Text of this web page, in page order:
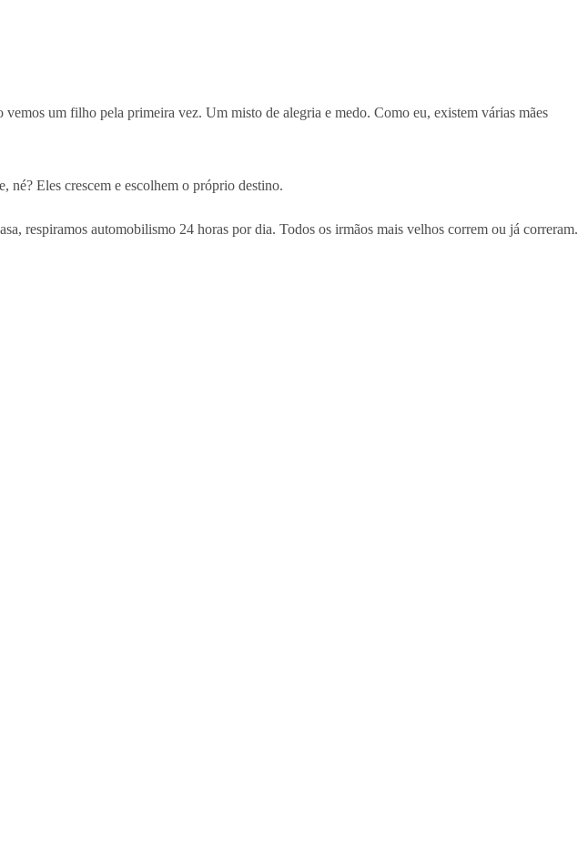
um filho pela primeira vez. Um misto de alegria e medo. Como eu, existem várias mães
né? Eles crescem e escolhem o próprio destino.
respiramos automobilismo 24 horas por dia. Todos os irmãos mais velhos correm ou já correram.